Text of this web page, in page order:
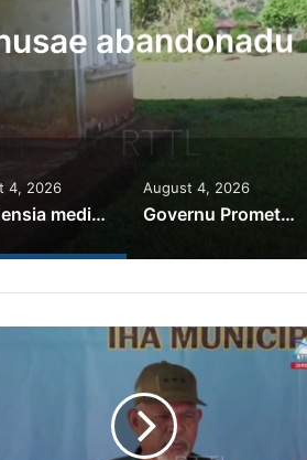
abandonadu
4, 2026
Rezidensia mediku iha Manusae abandonadu
August 4, 2026
Governu Promete Tau Prioridade ba Setór Minerais no Setór Produtivu